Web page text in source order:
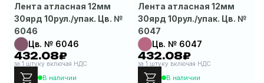
Лента атласная 12мм
30ярд 10рул./упак. Цв. №
6046
Цв. № 6046
432.08₽
за 1 штуку включая НДС
В наличии
Лента атласная 12мм
30ярд 10рул./упак. Цв. №
6047
Цв. № 6047
432.08₽
за 1 штуку включая НДС
В наличии